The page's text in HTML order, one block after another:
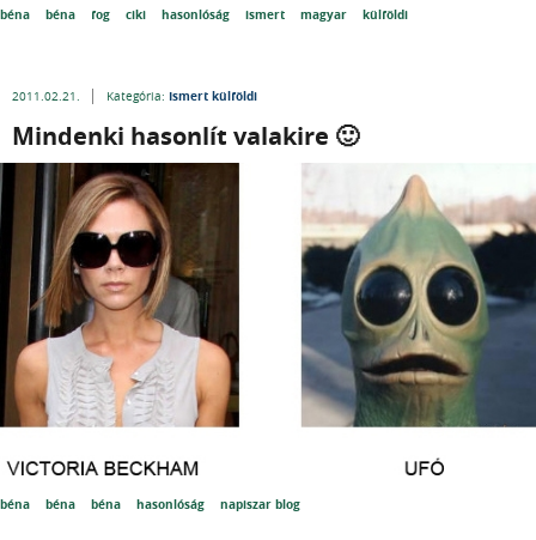
béna béna fog ciki hasonlóság ismert magyar külföldi
2011.02.21. Kategória: Ismert külföldi
Mindenki hasonlít valakire 🙂
béna béna béna hasonlóság napiszar blog